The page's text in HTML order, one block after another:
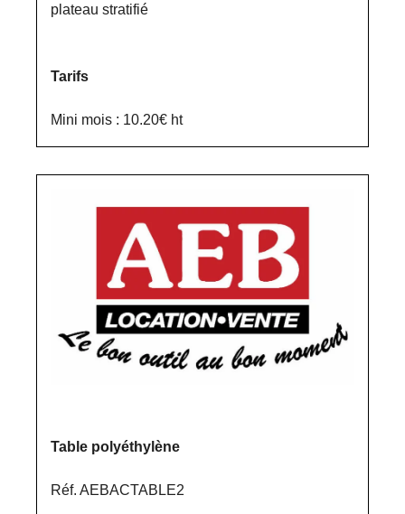
plateau stratifié
Tarifs
Mini mois : 10.20€ ht
Table polyéthylène
Réf. AEBACTABLE2